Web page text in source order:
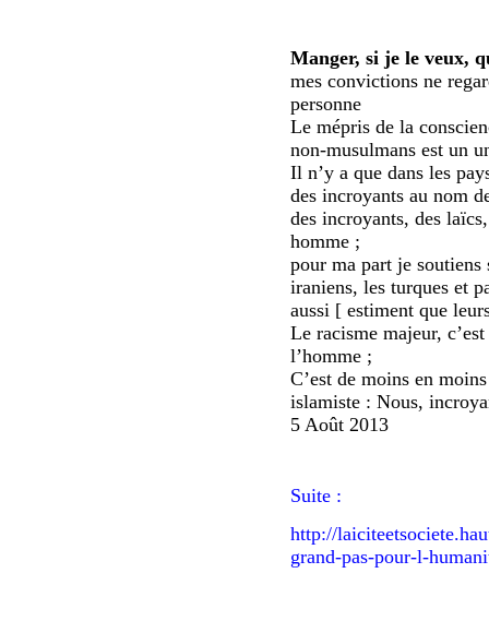
Manger, si je le veux,
mes convictions ne
personne
Le mépris de la
non-musulmans est un
Il n’y a que dans les
des incroyants au nom
des incroyants, des
homme ;
pour ma part je soutiens
iraniens, les turques et
aussi [ estiment que
Le racisme majeur,
l’homme ;
C’est de moins en
islamiste : Nous,
5 Août 2013
Suite :
http://
grand-pas-pour-l-